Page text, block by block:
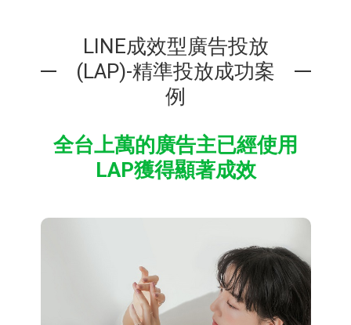
LINE成效型廣告投放
(LAP)-精準投放成功案
例
全台上萬的廣告主已經使用
LAP獲得顯著成效